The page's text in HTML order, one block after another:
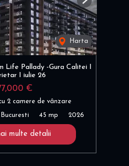
Harta
Next
Life Pallady -Gura Calitei I
I iulie 26
€
2 camere de vânzare
45 mp 2026
multe detalii